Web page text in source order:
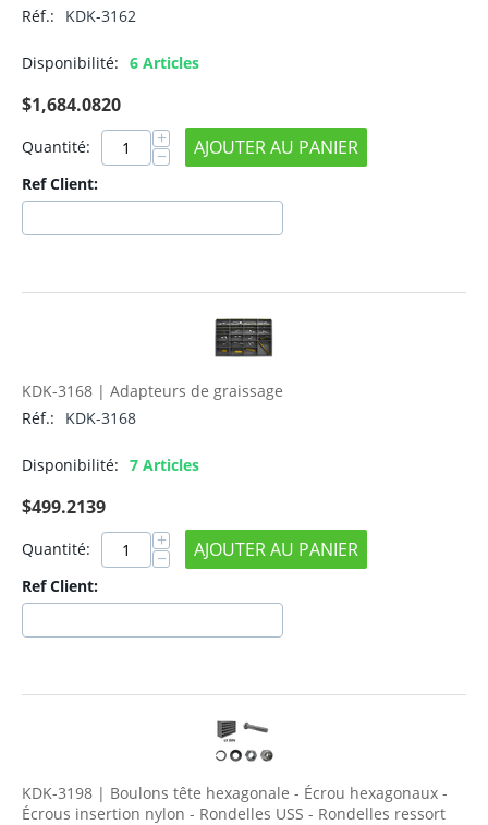
Réf.:
KDK-3162
Disponibilité: 6 Articles
$1,684.0820
Quantité: +
− AJOUTER AU PANIER
Ref Client:
KDK-3168 | Adapteurs de graissage
Réf.:
KDK-3168
Disponibilité: 7 Articles
$499.2139
Quantité: +
− AJOUTER AU PANIER
Ref Client:
KDK-3198 | Boulons tête hexagonale - Écrou hexagonaux -
Écrous insertion nylon - Rondelles USS - Rondelles ressort